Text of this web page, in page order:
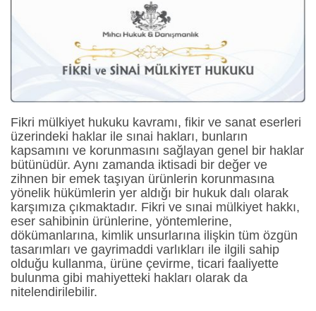
Fikri mülkiyet hukuku kavramı, fikir ve sanat eserleri
üzerindeki haklar ile sınai hakları, bunların
kapsamını ve korunmasını sağlayan genel bir haklar
bütünüdür. Aynı zamanda iktisadi bir değer ve
zihnen bir emek taşıyan ürünlerin korunmasına
yönelik hükümlerin yer aldığı bir hukuk dalı olarak
karşımıza çıkmaktadır. Fikri ve sınai mülkiyet hakkı,
eser sahibinin ürünlerine, yöntemlerine,
dökümanlarına, kimlik unsurlarına ilişkin tüm özgün
tasarımları ve gayrimaddi varlıkları ile ilgili sahip
olduğu kullanma, ürüne çevirme, ticari faaliyette
bulunma gibi mahiyetteki hakları olarak da
nitelendirilebilir.